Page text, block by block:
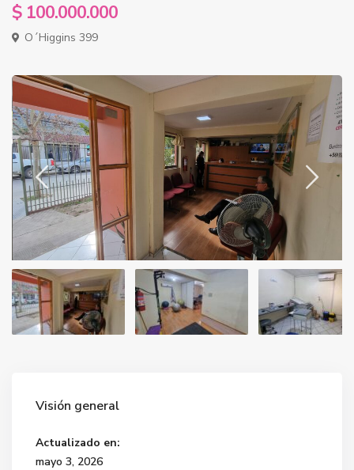
$ 100.000.000
O´Higgins 399
Visión general
Actualizado en:
mayo 3, 2026